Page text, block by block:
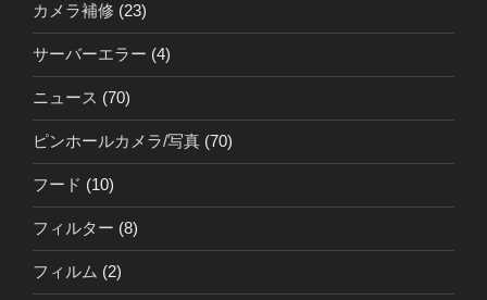
カメラ補修 (23)
サーバーエラー (4)
ニュース (70)
ピンホールカメラ/写真 (70)
フード (10)
フィルター (8)
フィルム (2)